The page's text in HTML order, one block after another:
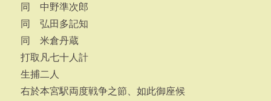
同 中野準次郎
同 弘田多記知
同 米倉丹蔵
打取凡七十人計
生捕二人
右於本宮駅両度戦争之節、如此御座候